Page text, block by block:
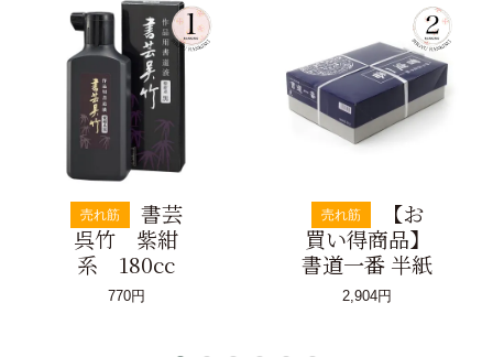
売れ筋
書芸
呉竹 紫紺
系 180cc
770円
売れ筋
【お
買い得商品】
書道一番 半紙
2,904円